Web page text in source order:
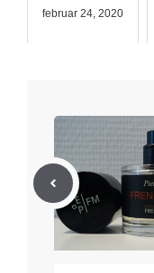
februar 24, 2020